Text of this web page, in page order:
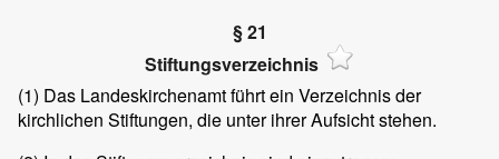
§ 21
Stiftungsverzeichnis
(1) Das Landeskirchenamt führt ein Verzeichnis der
kirchlichen Stiftungen, die unter ihrer Aufsicht stehen.